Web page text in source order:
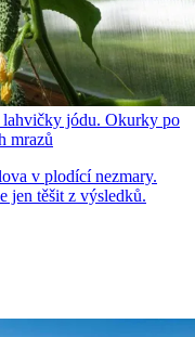
lahvičky jódu. Okurky po
mrazů
v plodící nezmary.
jen těšit z výsledků.